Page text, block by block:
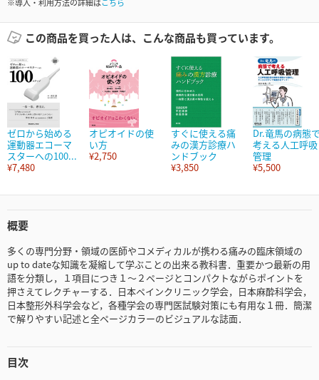
この商品を買った人は、こんな商品も買っています。
ゼロから始める
運動器エコーマ
スターへの100...
¥7,480
オピオイドの使
い方
¥2,750
すぐに使える痛
みの漢方診療ハ
ンドブック
¥3,850
Dr.竜馬の病態
考える人工呼吸
管理
¥5,500
概要
多くの専門分野・領域の医師やコメディカルが携わる痛みの臨床領域の
up to dateな知識を凝縮して学ぶことの出来る教科書．重要かつ最新の用
語を分類し，１項目につき１～２ページとコンパクトながらポイントを
押さえてレクチャーする．日本ペインクリニック学会，日本麻酔科学会，
日本整形外科学会など，各種学会の専門医試験対策にも有用な１冊．簡潔
で解りやすい記述と全ページカラーのビジュアルな誌面．
目次